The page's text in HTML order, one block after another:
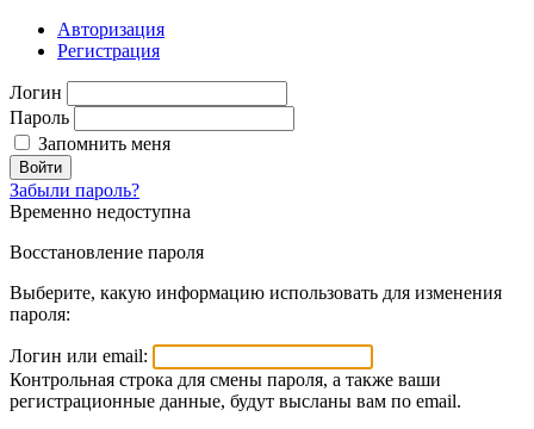
Авторизация
Регистрация
Логин
Пароль
Запомнить меня
Войти
Забыли пароль?
Временно недоступна
Восстановление пароля
Выберите, какую информацию использовать для изменения
пароля:
Логин или email:
Контрольная строка для смены пароля, а также ваши
регистрационные данные, будут высланы вам по email.